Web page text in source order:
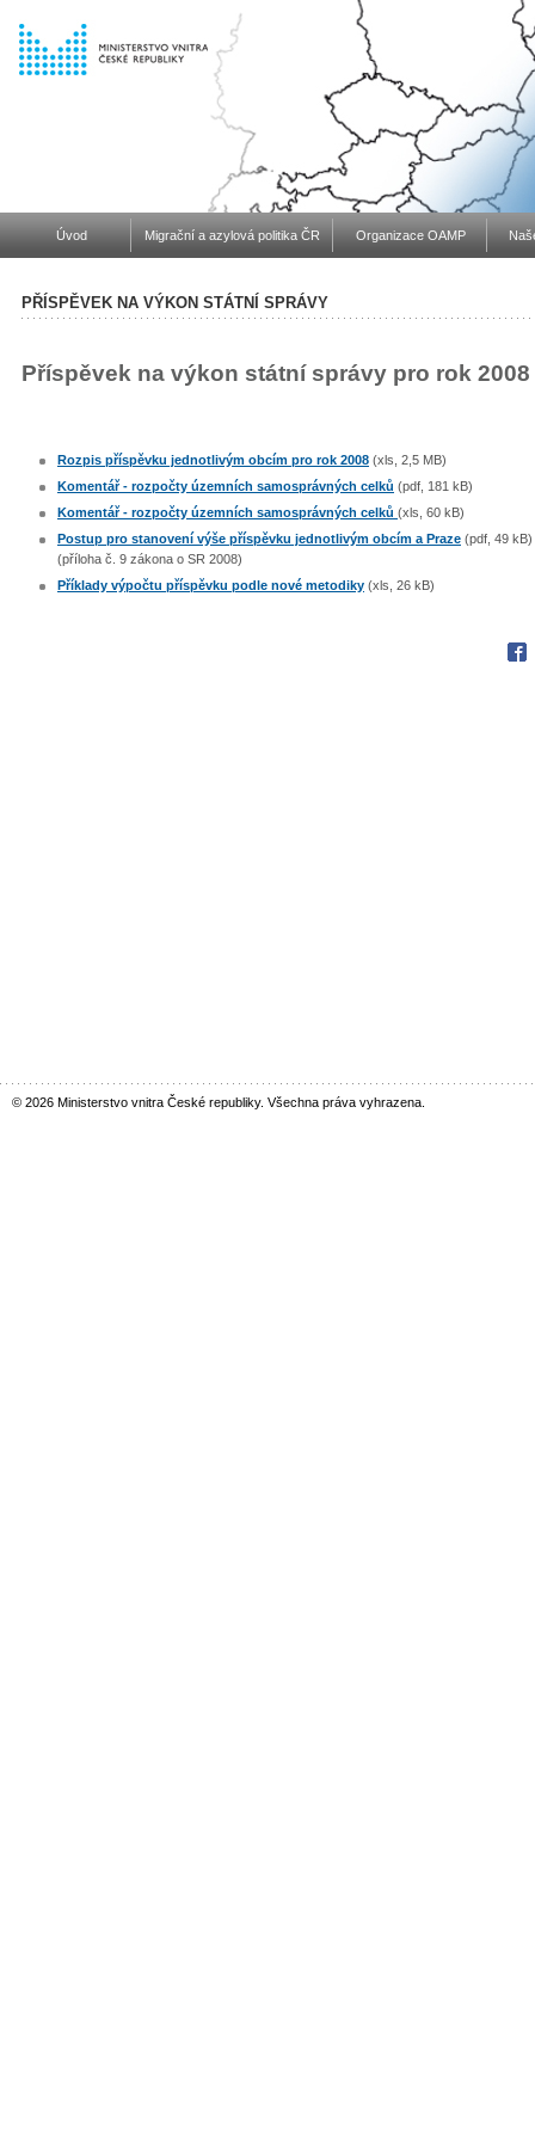
Úvod Migrační a azylová politika ČR Organizace OAMP
PŘÍSPĚVEK NA VÝKON STÁTNÍ SPRÁVY
Příspěvek na výkon státní správy pro rok 2008
Rozpis příspěvku jednotlivým obcím pro rok 2008 (xls, 2,5 MB)
Komentář - rozpočty územních samosprávných celků (pdf, 181 kB)
Komentář - rozpočty územních samosprávných celků (xls, 60 kB)
Postup pro stanovení výše příspěvku jednotlivým obcím a Praze (pdf, 49 kB)
(příloha č. 9 zákona o SR 2008)
Příklady výpočtu příspěvku podle nové metodiky (xls, 26 kB)
© 2026 Ministerstvo vnitra České republiky. Všechna práva vyhrazena.